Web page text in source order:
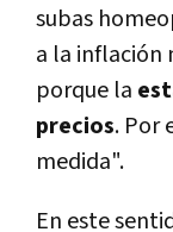
subas
a la inflación
porque la
precios. Por
medida".
En este